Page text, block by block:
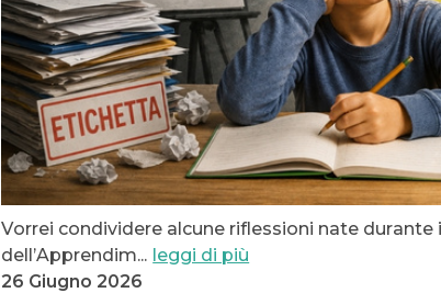
Vorrei condividere alcune riflessioni nate
dell’Apprendim... leggi di più
26 Giugno 2026